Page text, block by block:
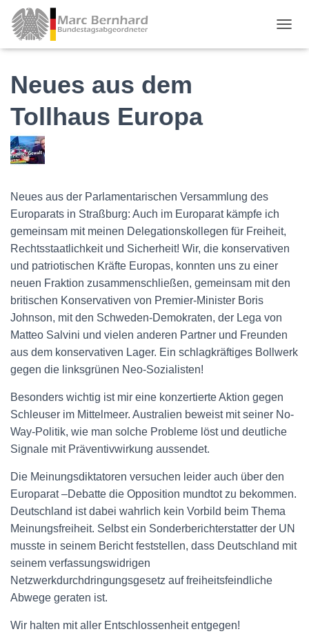
Neues aus dem
Tollhaus Europa
Neues aus der Parlamentarischen Versammlung des
Europarats in Straßburg: Auch im Europarat kämpfe ich
gemeinsam mit meinen Delegationskollegen für Freiheit,
Rechtsstaatlichkeit und Sicherheit! Wir, die konservativen
und patriotischen Kräfte Europas, konnten uns zu einer
neuen Fraktion zusammenschließen, gemeinsam mit den
britischen Konservativen von Premier-Minister Boris
Johnson, mit den Schweden-Demokraten, der Lega von
Matteo Salvini und vielen anderen Partner und Freunden
aus dem konservativen Lager. Ein schlagkräftiges Bollwerk
gegen die linksgrünen Neo-Sozialisten!
Besonders wichtig ist mir eine konzertierte Aktion gegen
Schleuser im Mittelmeer. Australien beweist mit seiner No-
Way-Politik, wie man solche Probleme löst und deutliche
Signale mit Präventivwirkung aussendet.
Die Meinungsdiktatoren versuchen leider auch über den
Europarat –Debatte die Opposition mundtot zu bekommen.
Deutschland ist dabei wahrlich kein Vorbild beim Thema
Meinungsfreiheit. Selbst ein Sonderberichterstatter der UN
musste in seinem Bericht feststellen, dass Deutschland mit
seinem verfassungswidrigen
Netzwerkdurchdringungsgesetz auf freiheitsfeindliche
Abwege geraten ist.
Wir halten mit aller Entschlossenheit entgegen!